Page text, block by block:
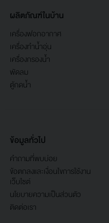
ผลิตภัณฑ์ในบ้าน
เครื่องฟอกอากาศ
เครื่องทำน้ำอุ่น
เครื่องกรองน้ำ
พัดลม
ตู้กดน้ำ
ข้อมูลทั่วไป
คำถามที่พบบ่อย
ข้อตกลงและเงื่อนไขการใช้งาน
เว็บไซต์
นโยบายความเป็นส่วนตัว
ติดต่อเรา